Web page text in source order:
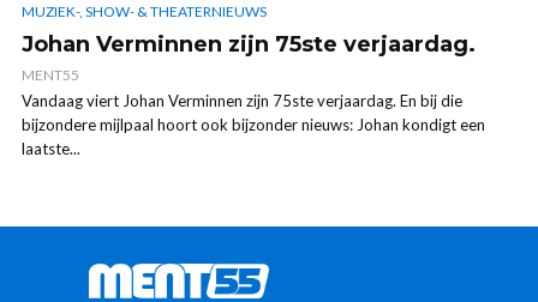
MUZIEK-, SHOW- & THEATERNIEUWS
Johan Verminnen zijn 75ste verjaardag.
MENT55
Vandaag viert Johan Verminnen zijn 75ste verjaardag. En bij die
bijzondere mijlpaal hoort ook bijzonder nieuws: Johan kondigt een
laatste...